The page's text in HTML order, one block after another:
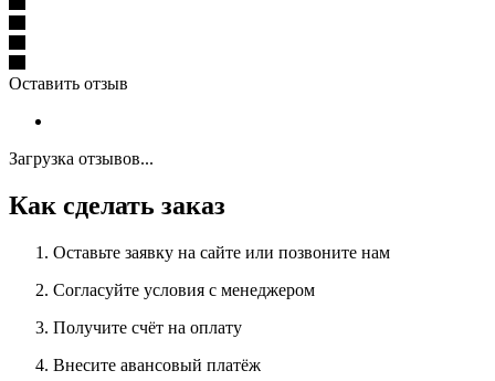
Оставить отзыв
Загрузка отзывов...
Как сделать заказ
Оставьте заявку на сайте или позвоните нам
Согласуйте условия с менеджером
Получите счёт на оплату
Внесите авансовый платёж